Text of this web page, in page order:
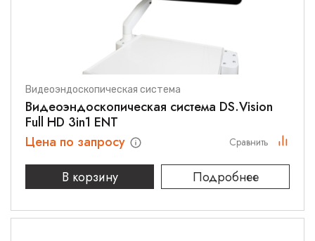
Видеоэндоскопическая система
Видеоэндоскопическая система DS.Vision
Full HD 3in1 ENT
Цена по запросу
В корзину
Подробнее
Сравнить